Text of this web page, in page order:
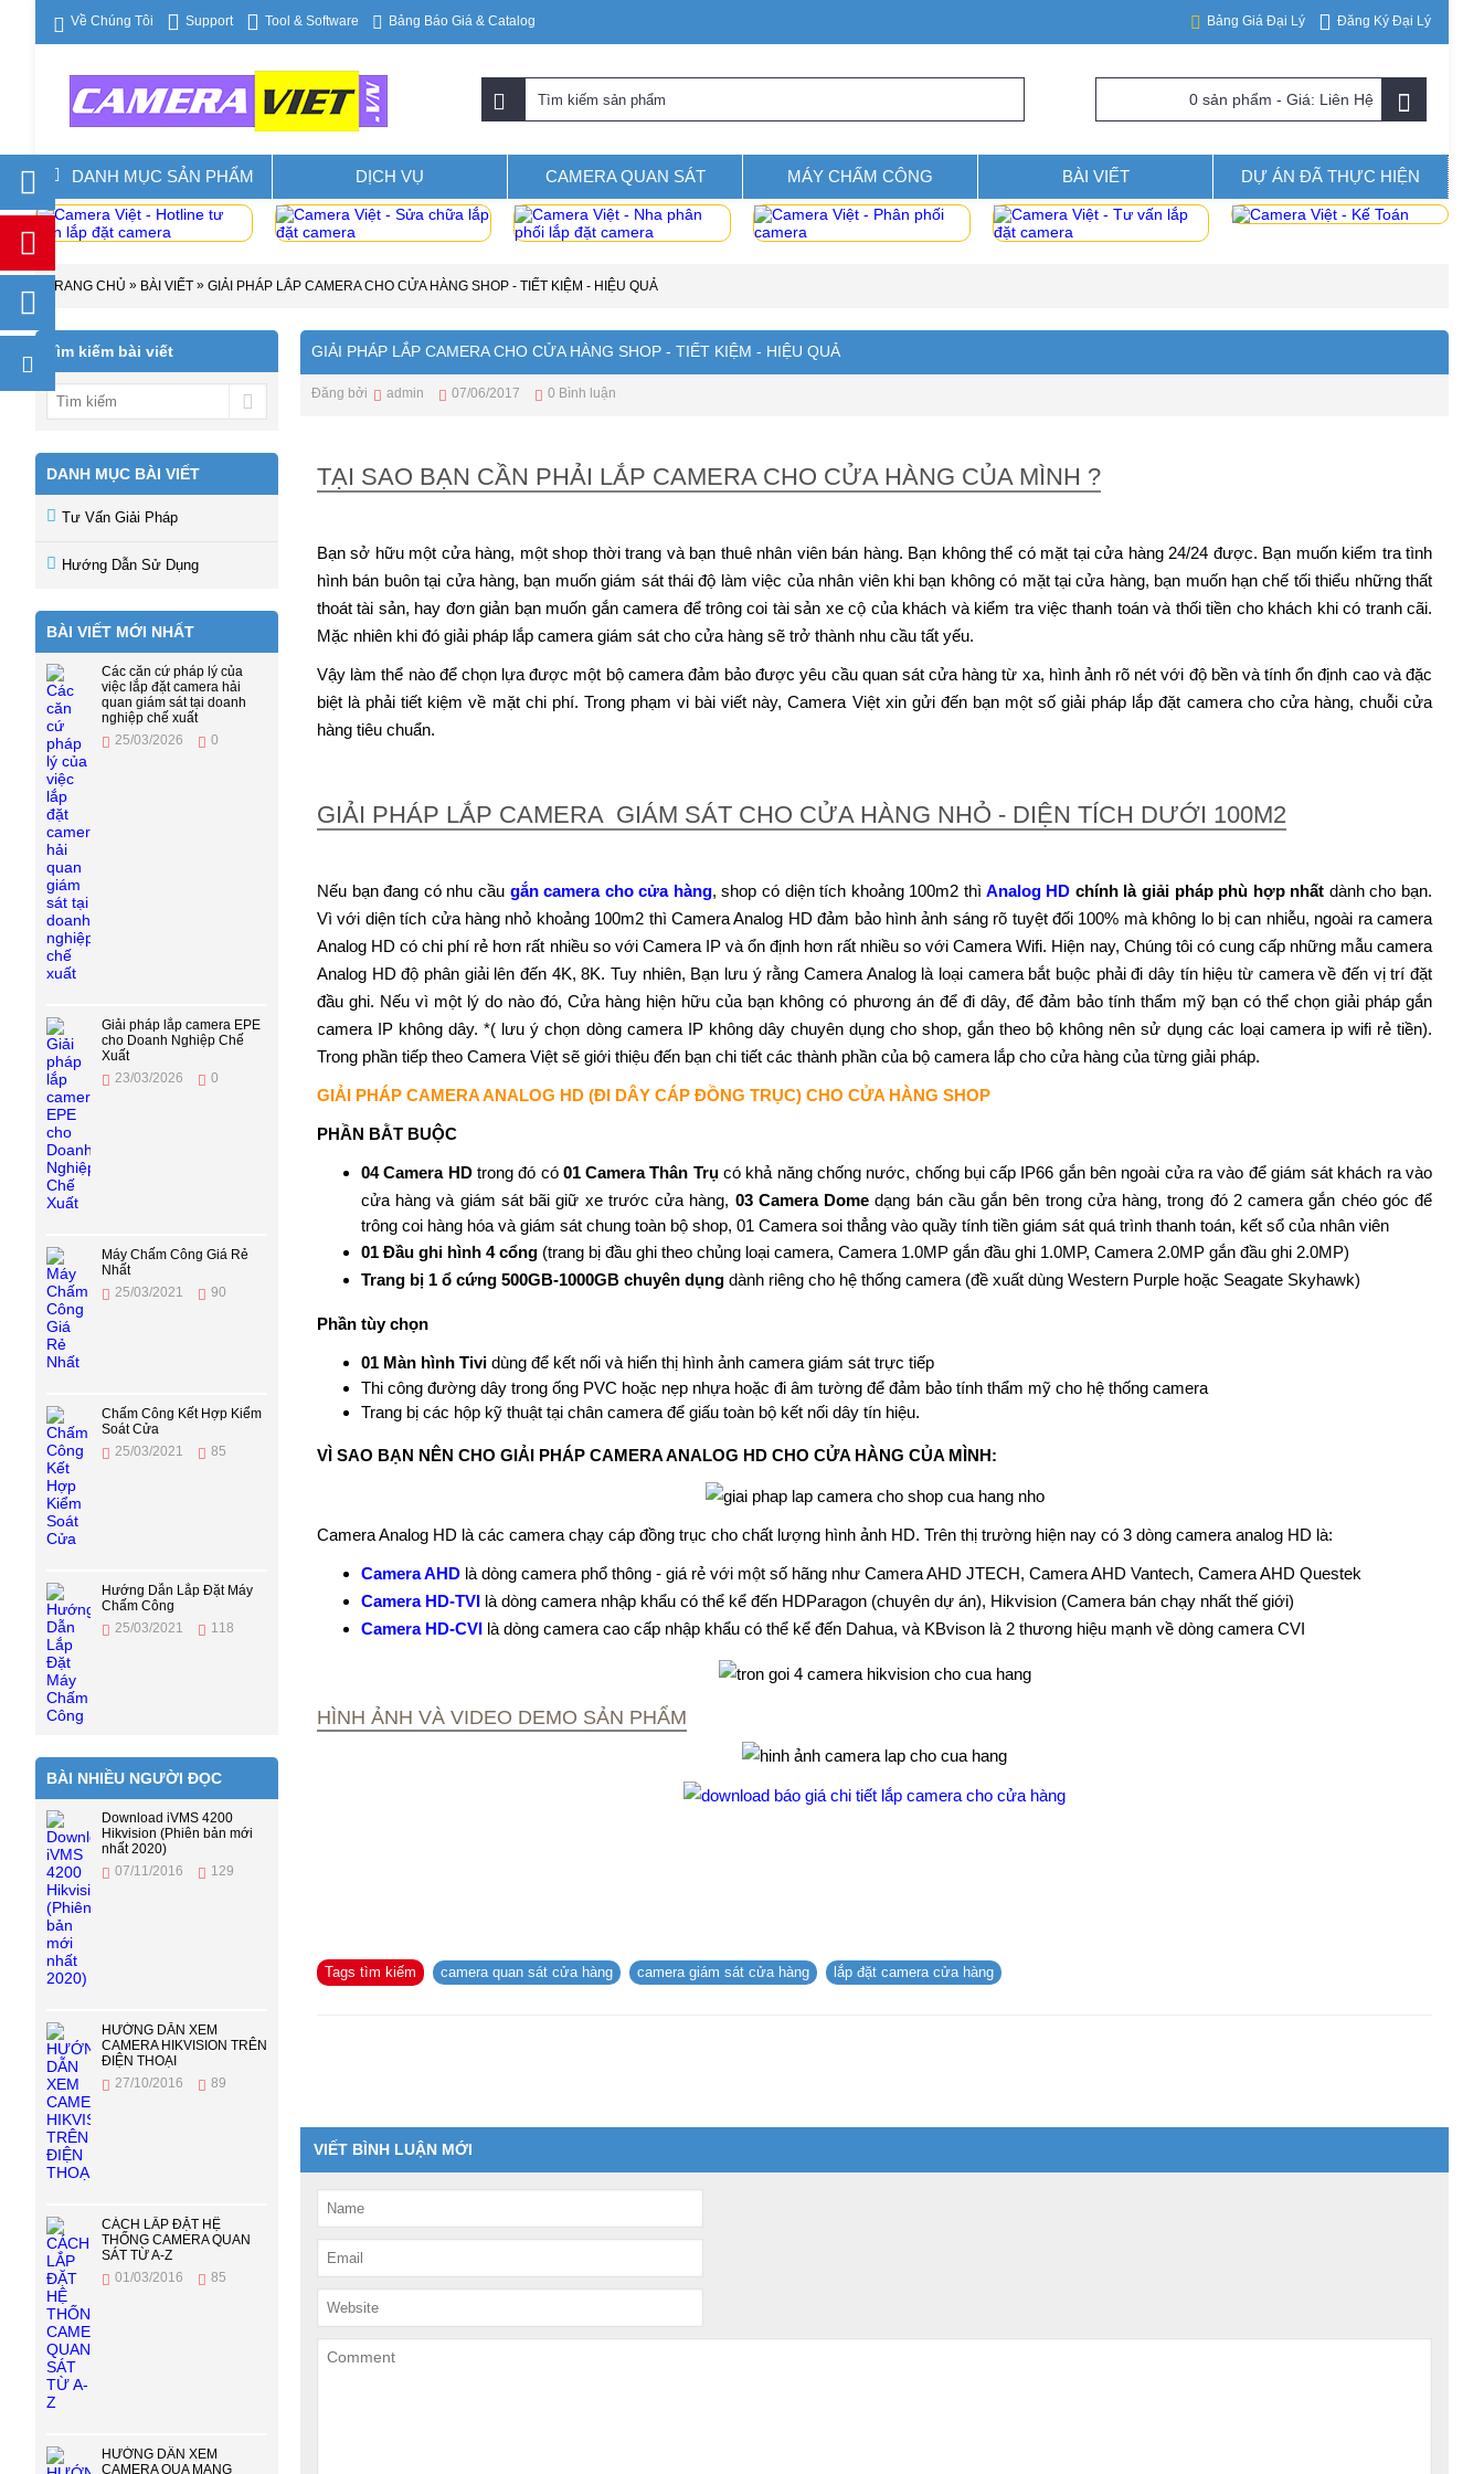
Về Chúng Tôi Support Tool & Software Bảng Báo Giá & Catalog Bảng Giá Đại Lý Đăng Ký Đại Lý
0 sản phẩm - Giá: Liên Hệ
DANH MỤC SẢN PHẨM DỊCH VỤ CAMERA QUAN SÁT MÁY CHẤM CÔNG BÀI VIẾT DỰ ÁN ĐÃ THỰC HIỆN
TRANG CHỦ » BÀI VIẾT » GIẢI PHÁP LẮP CAMERA CHO CỬA HÀNG SHOP - TIẾT KIỆM - HIỆU QUẢ
Tìm kiếm bài viết
DANH MỤC BÀI VIẾT
Tư Vấn Giải Pháp
Hướng Dẫn Sử Dụng
BÀI VIẾT MỚI NHẤT
Các căn cứ pháp lý của
việc lắp đặt camera hải
quan giám sát tại doanh
nghiệp chế xuất
25/03/2026
0
Giải pháp lắp camera EPE
cho Doanh Nghiệp Chế
Xuất
23/03/2026
0
Máy Chấm Công Giá Rẻ
Nhất
25/03/2021
90
Chấm Công Kết Hợp Kiểm
Soát Cửa
25/03/2021
85
Hướng Dẫn Lắp Đặt Máy
Chấm Công
25/03/2021
118
BÀI NHIỀU NGƯỜI ĐỌC
Download iVMS 4200
Hikvision (Phiên bản mới
nhất 2020)
07/11/2016
129
HƯỚNG DẪN XEM
CAMERA HIKVISION TRÊN
ĐIỆN THOẠI
27/10/2016
89
CÁCH LẮP ĐẶT HỆ
THỐNG CAMERA QUAN
SÁT TỪ A-Z
01/03/2016
85
HƯỚNG DẦN XEM
CAMERA QUA MẠNG
GIẢI PHÁP LẮP CAMERA CHO CỬA HÀNG SHOP - TIẾT KIỆM - HIỆU QUẢ
Đăng bởi admin 07/06/2017 0 Bình luận
TẠI SAO BẠN CẦN PHẢI LẮP CAMERA CHO CỬA HÀNG CỦA MÌNH ?
Bạn sở hữu một cửa hàng, một shop thời trang và bạn thuê nhân viên bán hàng. Bạn không thể có mặt tại cửa hàng 24/24 được. Bạn muốn kiểm tra tình
hình bán buôn tại cửa hàng, bạn muốn giám sát thái độ làm việc của nhân viên khi bạn không có mặt tại cửa hàng, bạn muốn hạn chế tối thiểu những thất
thoát tài sản, hay đơn giản bạn muốn gắn camera để trông coi tài sản xe cộ của khách và kiểm tra việc thanh toán và thối tiền cho khách khi có tranh cãi.
Mặc nhiên khi đó giải pháp lắp camera giám sát cho cửa hàng sẽ trở thành nhu cầu tất yếu.
Vậy làm thể nào để chọn lựa được một bộ camera đảm bảo được yêu cầu quan sát cửa hàng từ xa, hình ảnh rõ nét với độ bền và tính ổn định cao và đặc
biệt là phải tiết kiệm về mặt chi phí. Trong phạm vi bài viết này, Camera Việt xin gửi đến bạn một số giải pháp lắp đặt camera cho cửa hàng, chuỗi cửa
hàng tiêu chuẩn.
GIẢI PHÁP LẮP CAMERA GIÁM SÁT CHO CỬA HÀNG NHỎ - DIỆN TÍCH DƯỚI 100M2
Nếu bạn đang có nhu cầu gắn camera cho cửa hàng, shop có diện tích khoảng 100m2 thì Analog HD chính là giải pháp phù hợp nhất dành cho bạn.
Vì với diện tích cửa hàng nhỏ khoảng 100m2 thì Camera Analog HD đảm bảo hình ảnh sáng rõ tuyệt đối 100% mà không lo bị can nhiễu, ngoài ra camera
Analog HD có chi phí rẻ hơn rất nhiều so với Camera IP và ổn định hơn rất nhiều so với Camera Wifi. Hiện nay, Chúng tôi có cung cấp những mẫu camera
Analog HD độ phân giải lên đến 4K, 8K. Tuy nhiên, Bạn lưu ý rằng Camera Analog là loại camera bắt buộc phải đi dây tín hiệu từ camera về đến vị trí đặt
đầu ghi. Nếu vì một lý do nào đó, Cửa hàng hiện hữu của bạn không có phương án để đi dây, để đảm bảo tính thẩm mỹ bạn có thể chọn giải pháp gắn
camera IP không dây. *( lưu ý chọn dòng camera IP không dây chuyên dụng cho shop, gắn theo bộ không nên sử dụng các loại camera ip wifi rẻ tiền).
Trong phần tiếp theo Camera Việt sẽ giới thiệu đến bạn chi tiết các thành phần của bộ camera lắp cho cửa hàng của từng giải pháp.
GIẢI PHÁP CAMERA ANALOG HD (ĐI DÂY CÁP ĐỒNG TRỤC) CHO CỬA HÀNG SHOP
PHẦN BẰT BUỘC
04 Camera HD trong đó có 01 Camera Thân Trụcó khả năng chống nước, chống bụi cấp IP66 gắn bên ngoài cửa ra vào để giám sát khách ra vào
cửa hàng và giám sát bãi giữ xe trước cửa hàng, 03 Camera Dome dạng bán cầu gắn bên trong cửa hàng, trong đó 2 camera gắn chéo góc để
trông coi hàng hóa và giám sát chung toàn bộ shop, 01 Camera soi thẳng vào quầy tính tiền giám sát quá trình thanh toán, kết sổ của nhân viên
01 Đầu ghi hình 4 cổng (trang bị đầu ghi theo chủng loại camera, Camera 1.0MP gắn đầu ghi 1.0MP, Camera 2.0MP gắn đầu ghi 2.0MP)
Trang bị 1 ổ cứng 500GB-1000GB chuyên dụng dành riêng cho hệ thống camera (đề xuất dùng Western Purple hoặc Seagate Skyhawk)
Phần tùy chọn
01 Màn hình Tivi dùng để kết nối và hiển thị hình ảnh camera giám sát trực tiếp
Thi công đường dây trong ống PVC hoặc nẹp nhựa hoặc đi âm tường để đảm bảo tính thẩm mỹ cho hệ thống camera
Trang bị các hộp kỹ thuật tại chân camera để giấu toàn bộ kết nối dây tín hiệu.
VÌ SAO BẠN NÊN CHO GIẢI PHÁP CAMERA ANALOG HD CHO CỬA HÀNG CỦA MÌNH:
Camera Analog HD là các camera chạy cáp đồng trục cho chất lượng hình ảnh HD. Trên thị trường hiện nay có 3 dòng camera analog HD là:
Camera AHD là dòng camera phổ thông - giá rẻ với một số hãng như Camera AHD JTECH, Camera AHD Vantech, Camera AHD Questek
Camera HD-TVI là dòng camera nhập khẩu có thể kể đến HDParagon (chuyên dự án), Hikvision (Camera bán chạy nhất thế giới)
Camera HD-CVI là dòng camera cao cấp nhập khẩu có thể kể đến Dahua, và KBvison là 2 thương hiệu mạnh về dòng camera CVI
HÌNH ẢNH VÀ VIDEO DEMO SẢN PHẨM
Tags tìm kiếm camera quan sát cửa hàng camera giám sát cửa hàng lắp đặt camera cửa hàng
VIẾT BÌNH LUẬN MỚI